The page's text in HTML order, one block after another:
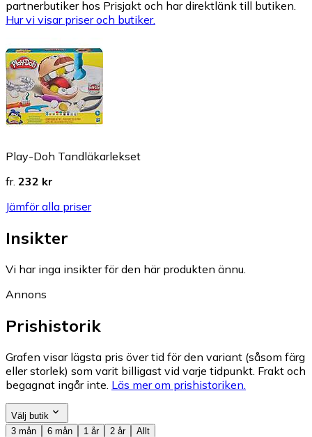
partnerbutiker hos Prisjakt och har direktlänk till butiken.
Hur vi visar priser och butiker.
Play-Doh Tandläkarlekset
fr. 232 kr
Jämför alla priser
Insikter
Vi har inga insikter för den här produkten ännu.
Annons
Prishistorik
Grafen visar lägsta pris över tid för den variant (såsom färg
eller storlek) som varit billigast vid varje tidpunkt. Frakt och
begagnat ingår inte. Läs mer om prishistoriken.
Välj butik
3 mån
6 mån 1 år 2 år Allt